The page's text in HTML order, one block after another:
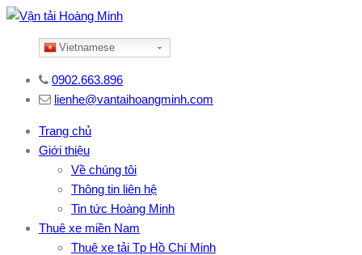
Vietnamese
0902.663.896
lienhe@vantaihoangminh.com
Trang chủ
Giới thiệu
Về chúng tôi
Thông tin liên hệ
Tin tức Hoàng Minh
Thuê xe miền Nam
Thuê xe tải Tp Hồ Chí Minh